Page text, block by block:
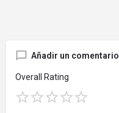
Añadir un comentario
Overall Rating